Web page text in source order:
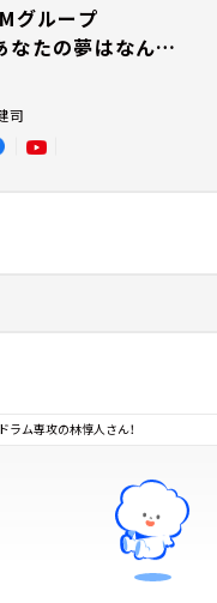
グループ
たの夢はなんで
司
ラム専攻の林惇人さん！